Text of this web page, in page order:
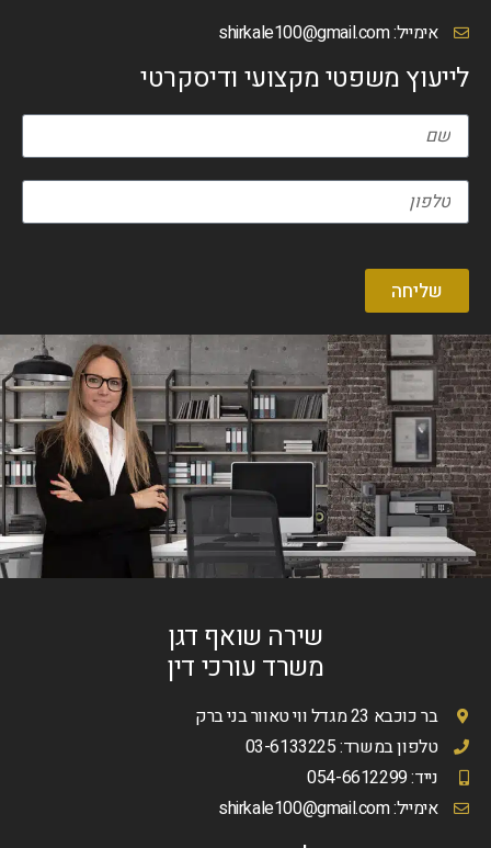
אימייל:shirkale100@gmail.com
לייעוץ משפטי מקצועי ודיסקרטי
שליחה
שירה שואף דגן
משרד עורכי דין
בר כוכבא 23 מגדל ווי טאוור בני ברק
טלפון במשרד: 03-6133225
נייד: 054-6612299
אימייל:shirkale100@gmail.com